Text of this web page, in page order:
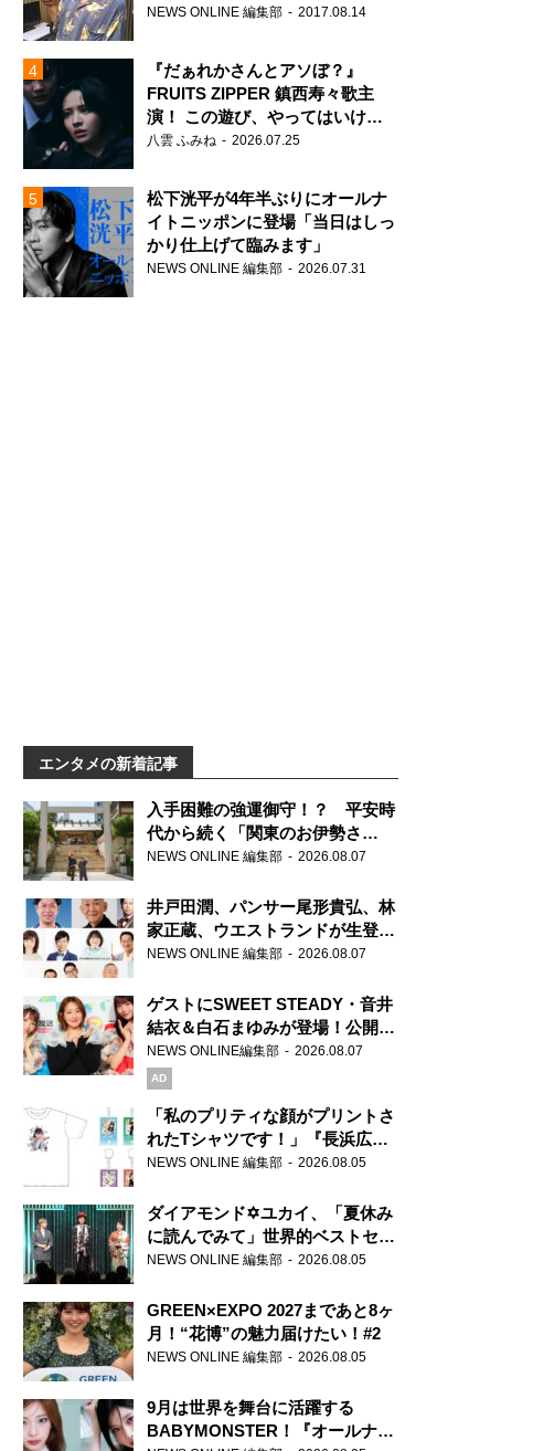
NEWS ONLINE 編集部 2017.08.14
『だぁれかさんとアソぼ？』
FRUITS ZIPPER 鎮西寿々歌主
演！ この遊び、やってはいけま
せん。
八雲 ふみね 2026.07.25
松下洸平が4年半ぶりにオールナ
イトニッポンに登場「当日はしっ
かり仕上げて臨みます」
NEWS ONLINE 編集部 2026.07.31
エンタメの新着記事
入手困難の強運御守！？ 平安時
代から続く「関東のお伊勢さ
ま」、芝大神宮にてランパンプス
NEWS ONLINE 編集部 2026.08.07
井戸田潤、パンサー尾形貴弘、林
家正蔵、ウエストランドが生登
場！『ラジオビバリー昼ズ』
NEWS ONLINE 編集部 2026.08.07
ゲストにSWEET STEADY・音井
結衣＆白石まゆみが登場！公開収
録で素顔全開！
NEWS ONLINE編集部 2026.08.07
AD
「私のプリティな顔がプリントさ
れたTシャツです！」『長浜広奈
天下無双』初の番組グッズ発売
NEWS ONLINE 編集部 2026.08.05
ダイアモンド✡ユカイ、「夏休み
に読んでみて」世界的ベストセラ
ー『アナスタシア』を紹介
NEWS ONLINE 編集部 2026.08.05
GREEN×EXPO 2027まであと8ヶ
月！“花博”の魅力届けたい！#2
NEWS ONLINE 編集部 2026.08.05
9月は世界を舞台に活躍する
BABYMONSTER！『オールナイ